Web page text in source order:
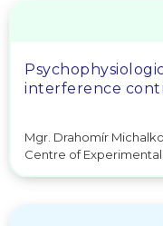
interference
Mgr. Drahomír
Centre of